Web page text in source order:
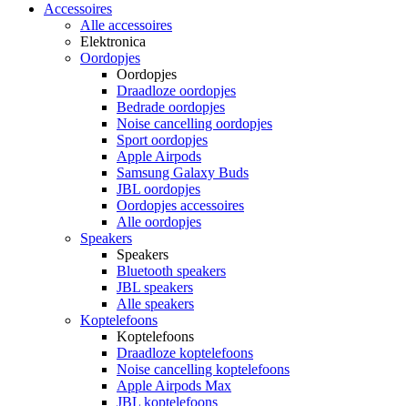
Accessoires
Alle accessoires
Elektronica
Oordopjes
Oordopjes
Draadloze oordopjes
Bedrade oordopjes
Noise cancelling oordopjes
Sport oordopjes
Apple Airpods
Samsung Galaxy Buds
JBL oordopjes
Oordopjes accessoires
Alle oordopjes
Speakers
Speakers
Bluetooth speakers
JBL speakers
Alle speakers
Koptelefoons
Koptelefoons
Draadloze koptelefoons
Noise cancelling koptelefoons
Apple Airpods Max
JBL koptelefoons